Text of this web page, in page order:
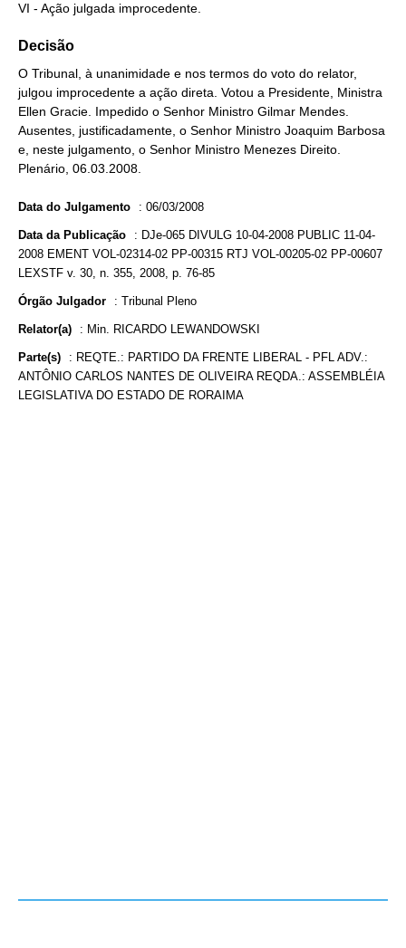
VI - Ação julgada improcedente.
Decisão
O Tribunal, à unanimidade e nos termos do voto do relator,
julgou improcedente a ação direta. Votou a Presidente, Ministra
Ellen Gracie. Impedido o Senhor Ministro Gilmar Mendes.
Ausentes, justificadamente, o Senhor Ministro Joaquim Barbosa
e, neste julgamento, o Senhor Ministro Menezes Direito.
Plenário, 06.03.2008.
Data do Julgamento : 06/03/2008
Data da Publicação : DJe-065 DIVULG 10-04-2008 PUBLIC 11-04-
2008 EMENT VOL-02314-02 PP-00315 RTJ VOL-00205-02 PP-00607
LEXSTF v. 30, n. 355, 2008, p. 76-85
Órgão Julgador : Tribunal Pleno
Relator(a) : Min. RICARDO LEWANDOWSKI
Parte(s) : REQTE.: PARTIDO DA FRENTE LIBERAL - PFL ADV.:
ANTÔNIO CARLOS NANTES DE OLIVEIRA REQDA.: ASSEMBLÉIA
LEGISLATIVA DO ESTADO DE RORAIMA